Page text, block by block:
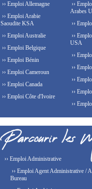
›› Emploi Allemagne
›› Emploi Arabie
Saoudite KSA
›› Emploi Australie
›› Emploi Belgique
›› Emploi Bénin
›› Emploi Cameroun
›› Emploi Canada
›› Emploi Côte d'Ivoire
››
Arabes
››
››
USA
››
››
››
››
››
›› Emploi Administrative
›› Emploi Agent Administrative /
Bureau